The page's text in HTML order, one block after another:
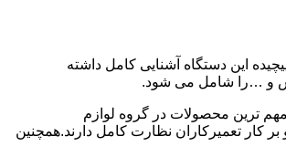
این دستگاه آشنایی کامل داشته
و …را شامل می شود.
ترین محصولات در گروه لوازم
کار تعمیرکاران نظارت کامل دارند.همچنین